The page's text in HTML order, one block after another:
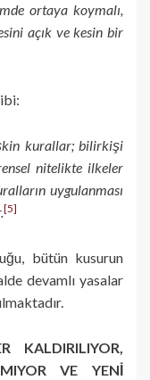
ortaya koymalı,
açık ve kesin bir
kurallar; bilirkişi
nitelikte ilkeler
uygulanması
[5]
bütün kusurun
devamlı yasalar
KALDIRILIYOR,
VE YENİ